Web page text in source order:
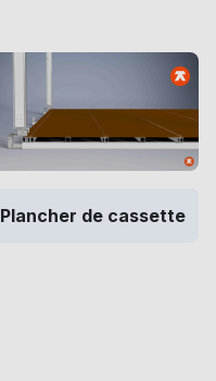
Plancher de cassette